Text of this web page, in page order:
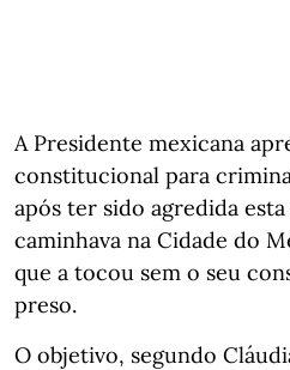
A Presidente mexicana
constitucional para
após ter sido agredida
caminhava na Cidade do
que a tocou sem o seu
preso.
O objetivo, segundo